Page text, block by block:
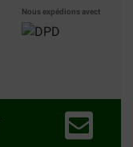
Nous expédions avect